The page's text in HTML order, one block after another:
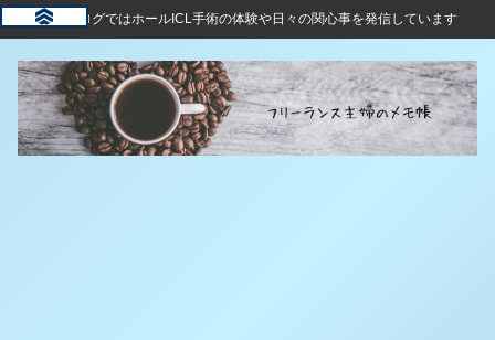
このブログではホールICL手術の体験や日々の関心事を発信しています